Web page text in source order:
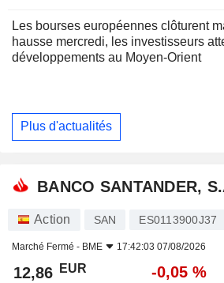
Les bourses européennes clôturent
hausse mercredi, les investisseurs
développements au Moyen-Orient
Plus d'actualités
BANCO SANTANDER,
Action SAN ES0113900J37
Marché Fermé - BME 17:42:03 07/08/2026
12,86 EUR -0,05 %